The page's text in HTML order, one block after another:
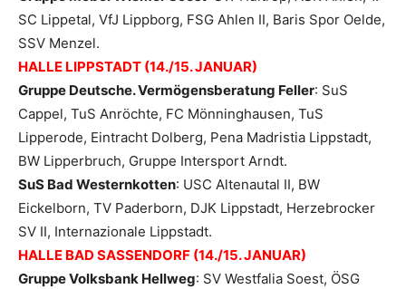
SC Lippetal, VfJ Lippborg, FSG Ahlen II, Baris Spor Oelde,
SSV Menzel.
HALLE LIPPSTADT (14./15. JANUAR)
Gruppe Deutsche. Vermögensberatung Feller: SuS
Cappel, TuS Anröchte, FC Mönninghausen, TuS
Lipperode, Eintracht Dolberg, Pena Madristia Lippstadt,
BW Lipperbruch, Gruppe Intersport Arndt.
SuS Bad Westernkotten: USC Altenautal II, BW
Eickelborn, TV Paderborn, DJK Lippstadt, Herzebrocker
SV II, Internazionale Lippstadt.
HALLE BAD SASSENDORF (14./15. JANUAR)
Gruppe Volksbank Hellweg: SV Westfalia Soest, ÖSG